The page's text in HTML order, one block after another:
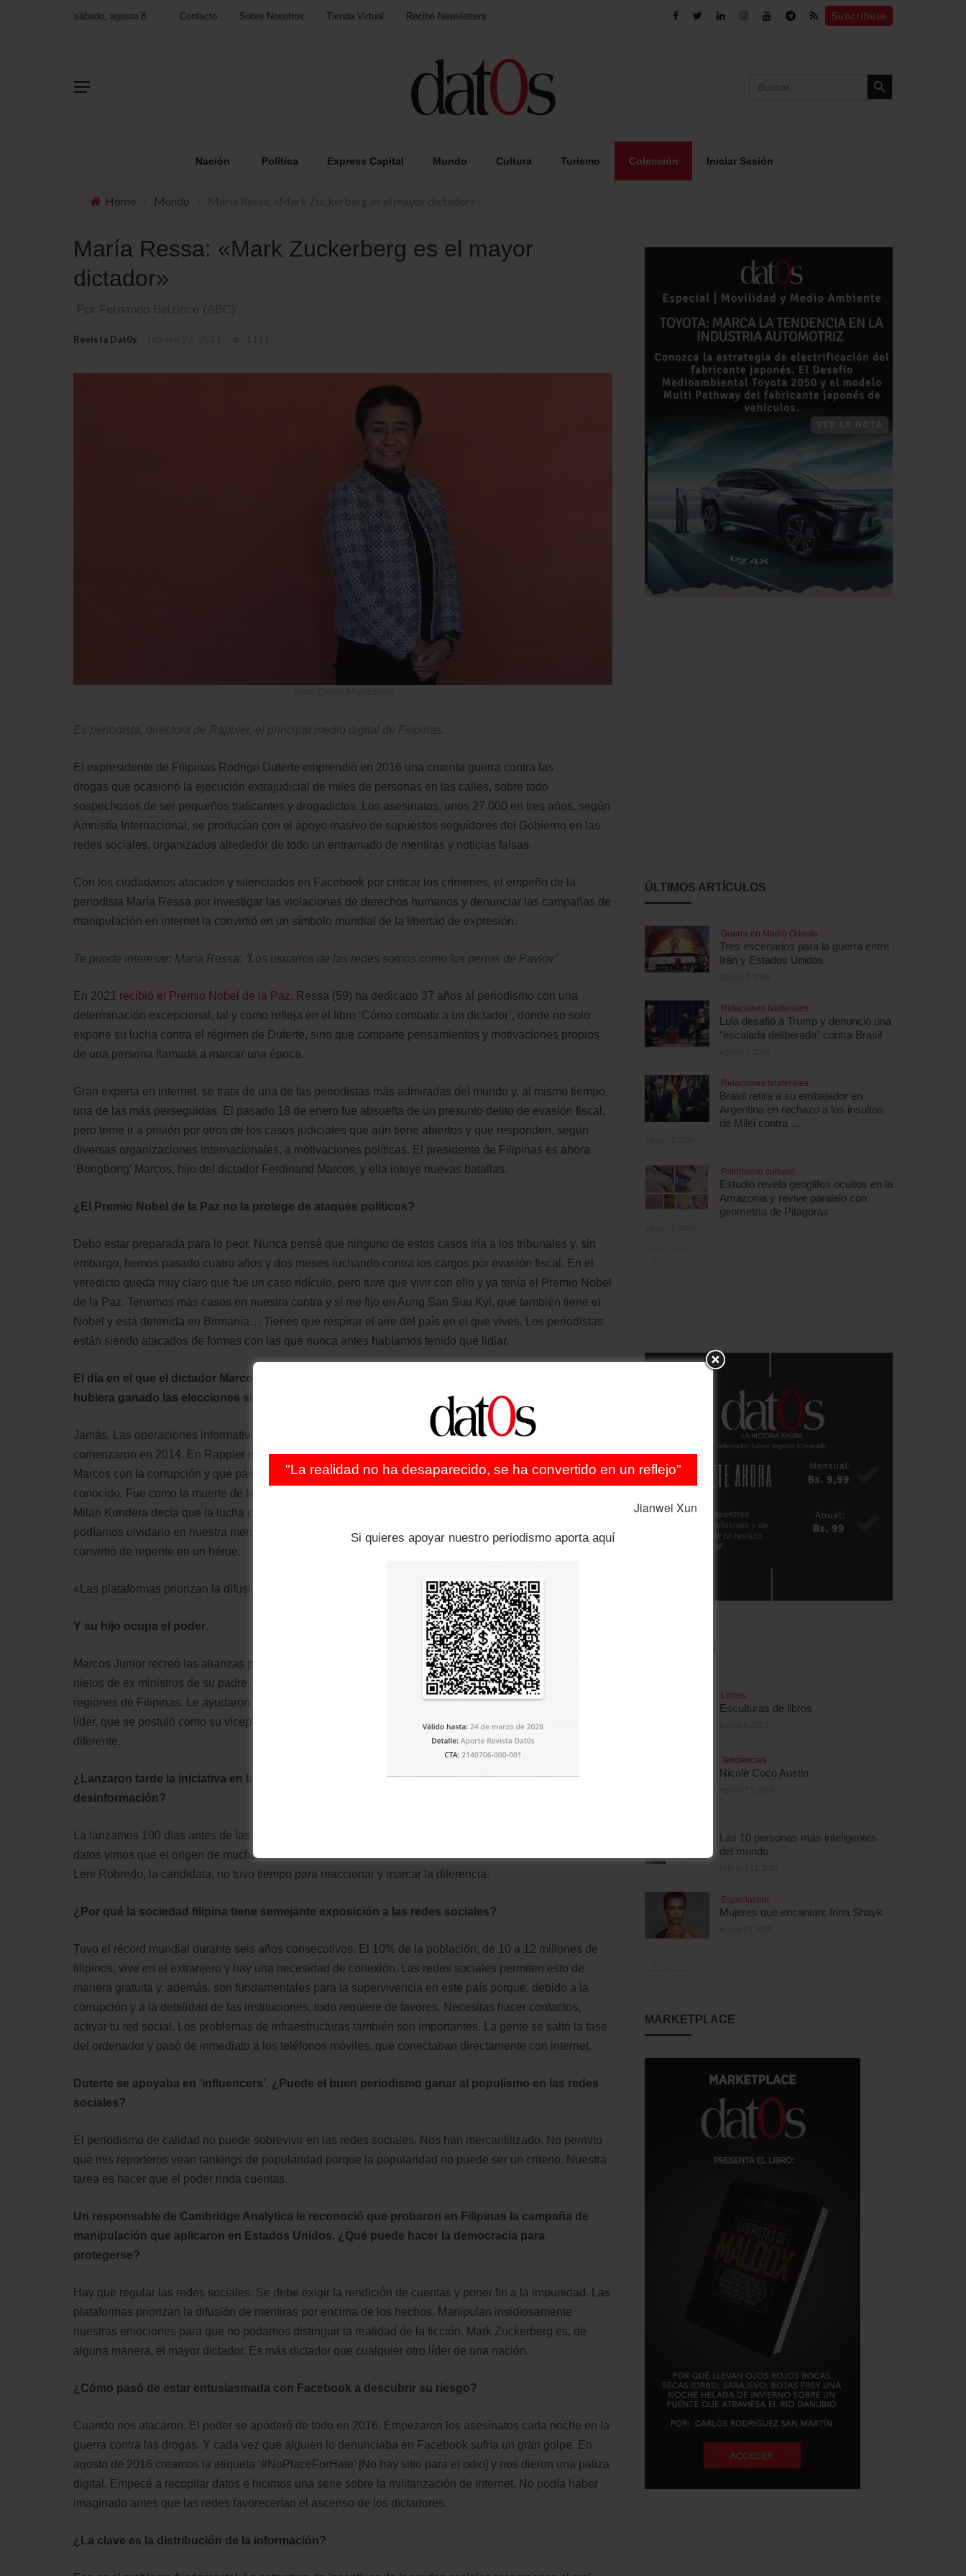
sábado, agosto 8 Contacto Sobre Nosotros Tienda Virtual Recibe Newsletters Suscríbete
for:
Search Button
Nación Política Express Capital Mundo Cultura Turismo Colección Iniciar Sesión
Home Mundo
María Ressa: «Mark Zuckerberg es el mayor
dictador»
Por Fernando Belzince (ABC)
Revista Dat0s
Es periodista, directora de Rappler, el principal medio digital de Filipinas.
El expresidente de Filipinas Rodrigo Duterte emprendió en 2016 una cruenta guerra contra las
drogas que ocasionó la ejecución extrajudicial de miles de personas en las calles, sobre todo
sospechosos de ser pequeños traficantes y drogadictos. Los asesinatos, unos 27.000 en tres años, según
Amnistía Internacional, se producían con el apoyo masivo de supuestos seguidores del Gobierno en las
redes sociales, organizados alrededor de todo un entramado de mentiras y noticias falsas.
Con los ciudadanos atacados y silenciados en Facebook por criticar los crímenes, el empeño de la
periodista María Ressa por investigar las violaciones de derechos humanos y denunciar las campañas de
manipulación en internet la convirtió en un símbolo mundial de la libertad de expresión.
Te puede interesar: Maria Ressa: “Los usuarios de las redes somos como los perros de Pavlov”
En 2021 recibió el Premio Nobel de la Paz, Ressa (59) ha dedicado 37 años al periodismo con una
determinación excepcional, tal y como refleja en el libro ‘Cómo combatir a un dictador’, donde no solo
expone su lucha contra el régimen de Duterte, sino que comparte pensamientos y motivaciones propios
de una persona llamada a marcar una época.
Gran experta en internet, se trata de una de las periodistas más admiradas del mundo y, al mismo tiempo,
una de las más perseguidas. El pasado 18 de enero fue absuelta de un presunto delito de evasión fiscal,
pero teme ir a prisión por otros de los casos judiciales que aún tiene abiertos y que responden, según
diversas organizaciones internacionales, a motivaciones políticas. El presidente de Filipinas es ahora
‘Bongbong’ Marcos, hijo del dictador Ferdinand Marcos, y ella intuye nuevas batallas.
¿El Premio Nobel de la Paz no la protege de ataques políticos?
Debo estar preparada para lo peor. Nunca pensé que ninguno de estos casos iría a los tribunales y, sin
embargo, hemos pasado cuatro años y dos meses luchando contra los cargos por evasión fiscal. En el
veredicto queda muy claro que fue un caso ridículo, pero tuve que vivir con ello y ya tenía el Premio Nobel
de la Paz. Tenemos más casos en nuestra contra y si me fijo en Aung San Suu Kyi, que también tiene el
Nobel y está detenida en Birmania… Tienes que respirar el aire del país en el que vives. Los periodistas
están siendo atacados de formas con las que nunca antes habíamos tenido que lidiar.
El día en el que el dictador Marcos fue expulsado es festivo nacional en Filipinas. ¿Cree que su hijo
hubiera ganado las elecciones si las redes sociales no hubieran existido?
Jamás. Las operaciones informativas en redes sociales para sanear el nombre del dictador Marcos
comenzaron en 2014. En Rappler mostramos que el objetivo era cambiar la asociación del nombre de
Marcos con la corrupción y que pasara de ser un cleptócrata a ser el mejor líder que Filipinas haya
conocido. Fue como la muerte de la democracia. La historia cambió delante de nuestros ojos. El escritor
Milan Kundera decía que la lucha contra el poder es la lucha de la memoria contra el olvido. Pero no solo
podíamos olvidarlo en nuestra mente, sino que colectivamente se transformó. El dictador Marcos se
convirtió de repente en un héroe.
«Las plataformas priorizan la difusión de mentiras por encima de los hechos»
Y su hijo ocupa el poder.
Marcos Junior recreó las alianzas políticas de su padre. Algunos miembros de su gabinete son hijos o
nietos de ex ministros de su padre. Es un tipo de política dinástica feudal, con mucha influencia en
regiones de Filipinas. Le ayudaron a lograr el voto. Además, se alió con Sara Duterte, la hija del anterior
líder, que se postuló como su vicepresidenta. Si ella hubiera competido con él quizás el resultado sería
diferente.
¿Lanzaron tarde la iniciativa en la que más de 140 asociaciones se unieron contra la
desinformación?
La lanzamos 100 días antes de las elecciones y, efectivamente, ya era demasiado tarde. Al analizar los
datos vimos que el origen de muchas de las mentiras estaba en el centro del ecosistema de Facebook.
Leni Robredo, la candidata, no tuvo tiempo para reaccionar y marcar la diferencia.
¿Por qué la sociedad filipina tiene semejante exposición a las redes sociales?
Tuvo el récord mundial durante seis años consecutivos. El 10% de la población, de 10 a 12 millones de
filipinos, vive en el extranjero y hay una necesidad de conexión. Las redes sociales permiten esto de
manera gratuita y, además, son fundamentales para la supervivencia en este país porque, debido a la
corrupción y a la debilidad de las instituciones, todo requiere de favores. Necesitas hacer contactos,
activar tu red social. Los problemas de infraestructuras también son importantes. La gente se saltó la fase
del ordenador y pasó de inmediato a los teléfonos móviles, que conectaban directamente con internet.
Duterte se apoyaba en ‘influencers’. ¿Puede el buen periodismo ganar al populismo en las redes
sociales?
El periodismo de calidad no puede sobrevivir en las redes sociales. Nos han mercantilizado. No permito
que mis reporteros vean rankings de popularidad porque la popularidad no puede ser un criterio. Nuestra
tarea es hacer que el poder rinda cuentas.
Un responsable de Cambridge Analytica le reconoció que probaron en Filipinas la campaña de
manipulación que aplicaron en Estados Unidos. ¿Qué puede hacer la democracia para
protegerse?
Hay que regular las redes sociales. Se debe exigir la rendición de cuentas y poner fin a la impunidad. Las
plataformas priorizan la difusión de mentiras por encima de los hechos. Manipulan insidiosamente
nuestras emociones para que no podamos distinguir la realidad de la ficción. Mark Zuckerberg es, de
alguna manera, el mayor dictador. Es más dictador que cualquier otro líder de una nación.
¿Cómo pasó de estar entusiasmada con Facebook a descubrir su riesgo?
Cuando nos atacaron. El poder se apoderó de todo en 2016. Empezaron los asesinatos cada noche en la
guerra contra las drogas. Y cada vez que alguien lo denunciaba en Facebook sufría un gran golpe. En
agosto de 2016 creamos la etiqueta ‘#NoPlaceForHate’ [No hay sitio para el odio] y nos dieron una paliza
digital. Empecé a recopilar datos e hicimos una serie sobre la militarización de Internet. No podía haber
imaginado antes que las redes favorecerían el ascenso de los dictadores.
¿La clave es la distribución de la información?
ÚLTIMOS ARTÍCULOS
Guerra en Medio Oriente
Tres escenarios para la guerra entre
Irán y Estados Unidos
Relaciones bilaterales
Lula desafió a Trump y denunció una
“escalada deliberada” contra Brasil
Relaciones bilaterales
Brasil retira a su embajador en
Argentina en rechazo a los insultos
de Milei contra ...
Patrimonio cultural
Estudio revela geoglifos ocultos en la
Amazonia y revive paralelo con
geometría de Pitágoras
Libros
Esculturas de libros
Tendencias
Nicole Coco Austin
Las 10 personas más inteligentes
del mundo
Espectáculo
Mujeres que encantan: Irina Shayk
MARKETPLACE
"La realidad no ha desaparecido, se ha convertido en un reflejo"
Jianwei Xun
Si quieres apoyar nuestro periodismo aporta aquí